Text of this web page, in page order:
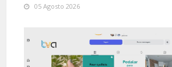
05 Agosto 2026